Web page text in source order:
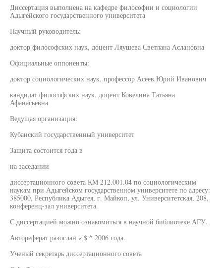
Диссертация выполнена на кафедре философии и социологии
Адыгейского государственного университета
Научный руководитель:
доктор философских наук, доцент Ляушева Светлана Аслановна
Официальные оппоненты:
доктор социологических наук, профессор Асеев Юрий Иванович
кандидат философских наук, доцент Ковелина Татьяна
Афанасьевна
Ведущая организация:
Кубанский государственный университет
Защита состоится года в
на заседании
диссертационного совета КМ 212.001.04 по социологическим
наукам при Адыгейском государственном университете по адресу:
385000, Республика Адыгея, г. Майкоп, ул. Университетская, 208,
конференц-зал университета.
С диссертацией можно ознакомиться в научной библиотеке АГУ.
Автореферат разослан « $ ^ 2006 года.
Ученый секретарь диссертационного совета